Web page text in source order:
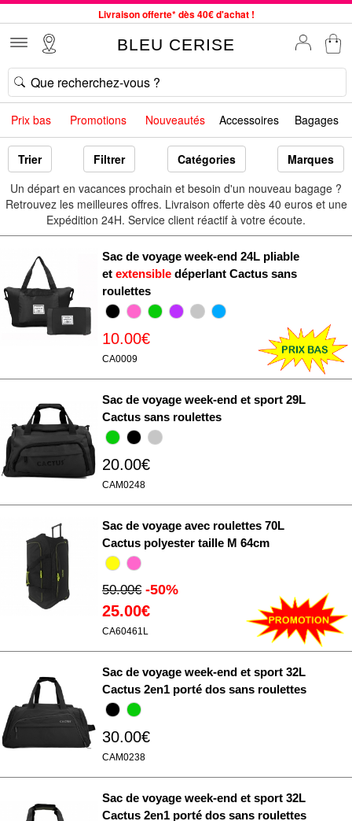
Livraison offerte* dès 40€ d'achat !
Commande avant 12h expédiée le jour même, du lundi au vendredi
33 magasins en France. Un à proximité de chez vous ?
Bon shopping chez BLEU CERISE !
Jusqu'à -75% sur le site du 29/07 au 27/08
Samsonite, Delsey, American Tourister, Little Marcel à Prix Bas
BLEU CERISE
Prix bas Promotions Nouveautés Accessoires Bagages
Trier Filtrer Catégories
Marques
Un départ en vacances prochain et besoin d'un nouveau bagage ?
Retrouvez les meilleures offres. Livraison offerte dès 40 euros et une
Expédition 24H. Service client réactif à votre écoute.
Sac de voyage week-end 24L pliable
et extensible déperlant Cactus sans
roulettes
10.00€
CA0009
Sac de voyage week-end et sport 29L
Cactus sans roulettes
20.00€
CAM0248
Sac de voyage avec roulettes 70L
Cactus polyester taille M 64cm
50.00€ -50%
25.00€
CA60461L
Sac de voyage week-end et sport 32L
Cactus 2en1 porté dos sans roulettes
30.00€
CAM0238
Sac de voyage week-end et sport 32L
Cactus 2en1 porté dos sans roulettes